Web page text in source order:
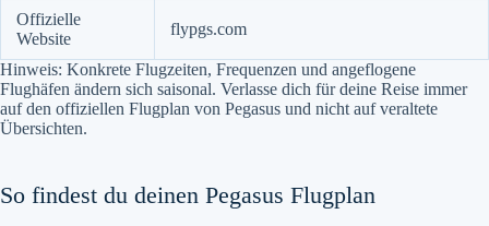
Offizielle
Website
flypgs.com
Hinweis: Konkrete Flugzeiten, Frequenzen und angeflogene
Flughäfen ändern sich saisonal. Verlasse dich für deine Reise immer
auf den offiziellen Flugplan von Pegasus und nicht auf veraltete
Übersichten.
So findest du deinen Pegasus Flugplan